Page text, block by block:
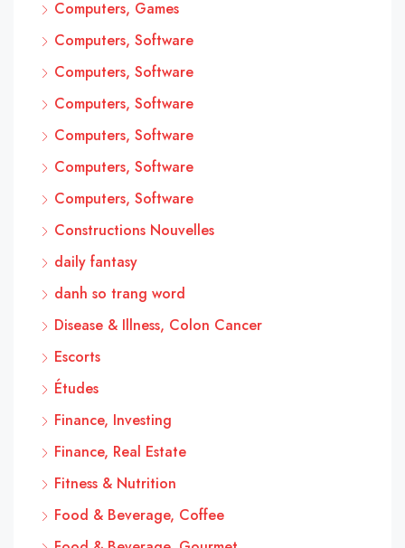
Computers, Games
Computers, Software
Computers, Software
Computers, Software
Computers, Software
Computers, Software
Computers, Software
Constructions Nouvelles
daily fantasy
danh so trang word
Disease & Illness, Colon Cancer
Escorts
Études
Finance, Investing
Finance, Real Estate
Fitness & Nutrition
Food & Beverage, Coffee